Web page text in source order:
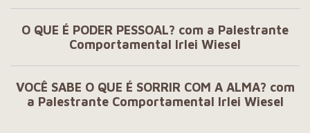
O QUE É PODER PESSOAL? com a Palestrante
Comportamental Irlei Wiesel
VOCÊ SABE O QUE É SORRIR COM A ALMA? com
a Palestrante Comportamental Irlei Wiesel